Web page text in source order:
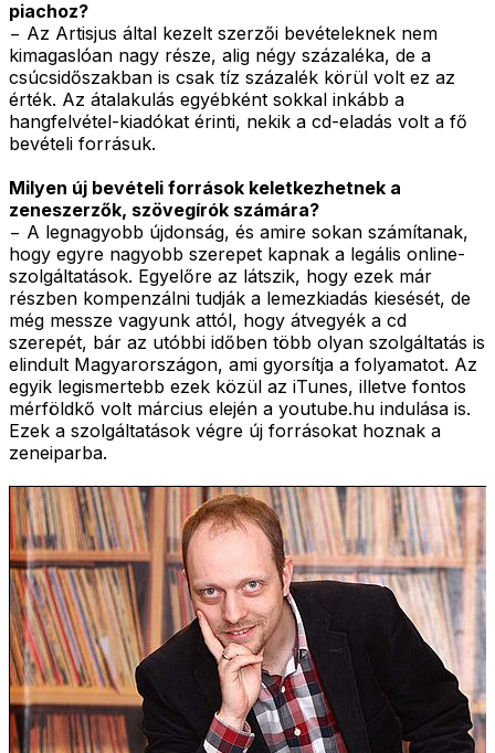
piachoz?
− Az Artisjus által kezelt szerzői bevételeknek nem
kimagaslóan nagy része, alig négy százaléka, de a
csúcsidőszakban is csak tíz százalék körül volt ez az
érték. Az átalakulás egyébként sokkal inkább a
hangfelvétel-kiadókat érinti, nekik a cd-eladás volt a fő
bevételi forrásuk.
Milyen új bevételi források keletkezhetnek a
zeneszerzők, szövegírók számára?
− A legnagyobb újdonság, és amire sokan számítanak,
hogy egyre nagyobb szerepet kapnak a legális online-
szolgáltatások. Egyelőre az látszik, hogy ezek már
részben kompenzálni tudják a lemezkiadás kiesését, de
még messze vagyunk attól, hogy átvegyék a cd
szerepét, bár az utóbbi időben több olyan szolgáltatás is
elindult Magyarországon, ami gyorsítja a folyamatot. Az
egyik legismertebb ezek közül az iTunes, illetve fontos
mérföldkő volt március elején a youtube.hu indulása is.
Ezek a szolgáltatások végre új forrásokat hoznak a
zeneiparba.